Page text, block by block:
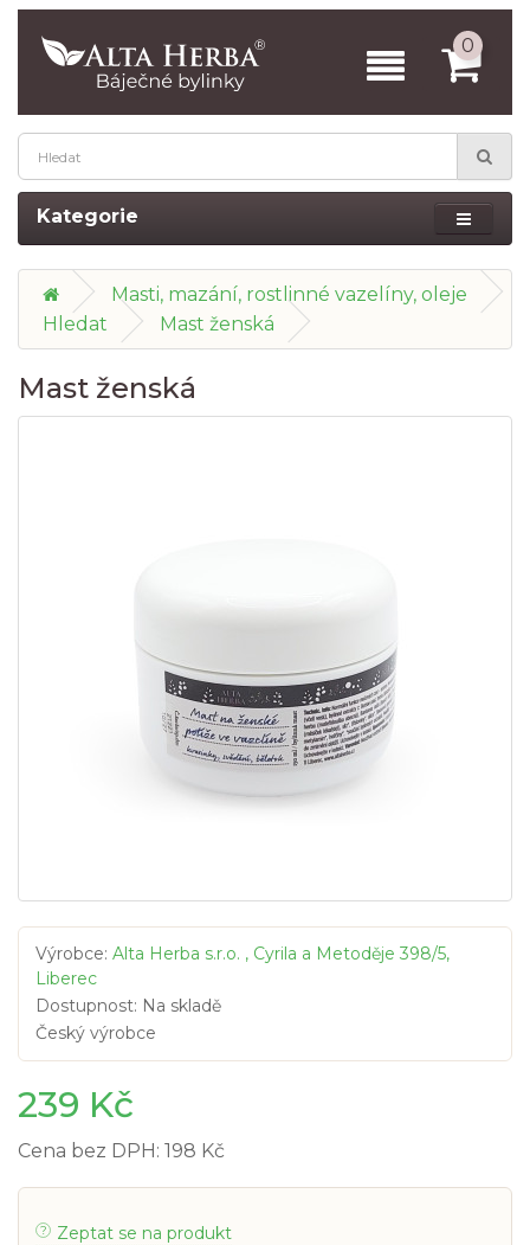
0
Kategorie
Masti, mazání, rostlinné vazelíny, oleje
Hledat
Mast ženská
Mast ženská
Výrobce: Alta Herba s.r.o. , Cyrila a Metoděje 398/5,
Liberec
Dostupnost: Na skladě
Český výrobce
239 Kč
Cena bez DPH: 198 Kč
Zeptat se na produkt